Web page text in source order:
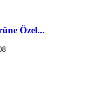
Özel...